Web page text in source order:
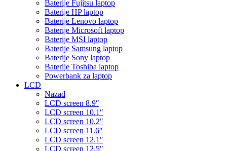
Baterije Fujitsu laptop
Baterije HP laptop
Baterije Lenovo laptop
Baterije Microsoft laptop
Baterije MSI laptop
Baterije Samsung laptop
Baterije Sony laptop
Baterije Toshiba laptop
Powerbank za laptop
LCD
Nazad
LCD screen 8.9″
LCD screen 10.1″
LCD screen 10.2″
LCD screen 11.6″
LCD screen 12.1″
LCD screen 12.5″